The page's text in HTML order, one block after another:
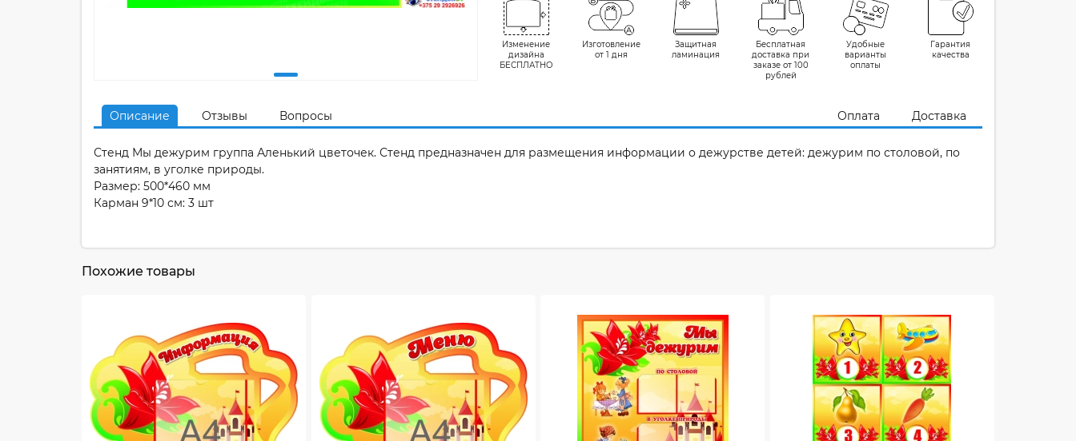
Изменение
дизайна
БЕСПЛАТНО
Изготовление
от 1 дня
Защитная
ламинация
Бесплатная
доставка при
заказе от 100
рублей
Удобные
варианты
оплаты
Гарантия
качества
Описание Отзывы Вопросы Оплата Доставка
Стенд Мы дежурим группа Аленький цветочек. Стенд предназначен для размещения информации о дежурстве детей: дежурим по столовой, по
занятиям, в уголке природы.
Размер: 500*460 мм
Карман 9*10 см: 3 шт
Похожие товары